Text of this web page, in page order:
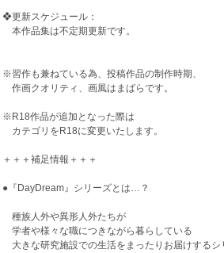
❖更新スケジュール：
本作品集は不定期更新です。
※習作も兼ねている為、投稿作品の制作時期、
作画クオリティ、画風はまばらです。
※R18作品が追加となった際は
カテゴリをR18に変更いたします。
＋＋＋補足情報＋＋＋
●『DayDream』シリーズとは…？
種族人外や異形人外たちが
学者や様々な職につきながら暮らしている
大きな研究施設での生活をまったりお届けするシ